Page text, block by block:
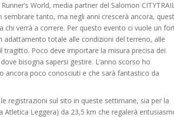
World, media partner del Salomon
tanto, ma negli anni crescerà ancora,
chi verrà a correre. Per questo evento ci vuole un
totale alle condizioni del terreno, alle
Poco deve importare la misura precisa dei
bisogna sapersi gestire. L’anno scorso ho
ancora poco conosciuti e che sarà fantastico da
registrazioni sul sito in queste settimane, sia per la
Atletica Leggera) da 23,5 km che regalerà